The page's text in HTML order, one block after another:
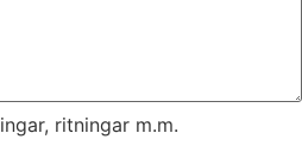
ritningar m.m.